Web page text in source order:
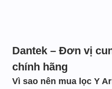
Dantek – Đơn vị
chính hãng
Vì sao nên mua lọc Y